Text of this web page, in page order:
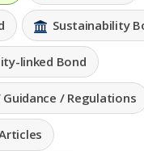
Sustainability
linked Bond
Guidance / Regulations